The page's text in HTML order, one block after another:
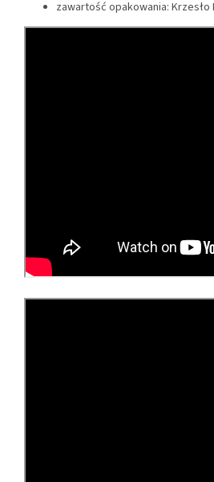
zawartość opakowania: